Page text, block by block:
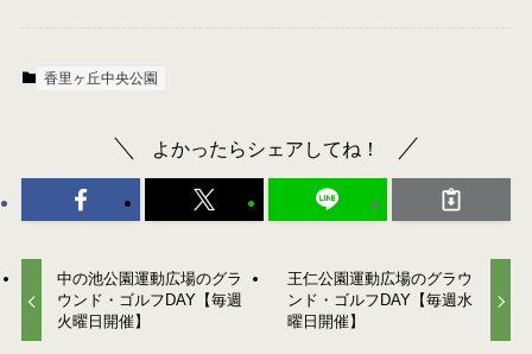
香里ヶ丘中央公園
よかったらシェアしてね！
中の池公園運動広場のグラ
ウンド・ゴルフDAY【毎週
火曜日開催】
王仁公園運動広場のグラウ
ンド・ゴルフDAY【毎週水
曜日開催】